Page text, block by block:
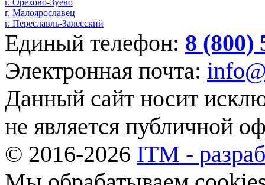
г. Орехово-Зуево
г. Малоярославец
г. Переславль-Залесский
Единый телефон: 8 (800)
Электронная почта:
Данный сайт носит
не является публичной
© 2016-2026 ITM -